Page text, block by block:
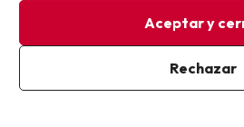
Lucia Viajó en pareja
Ya estoy suscrito
Al suscribirte, confirmas haber leído y
Aceptar y
Rechazar